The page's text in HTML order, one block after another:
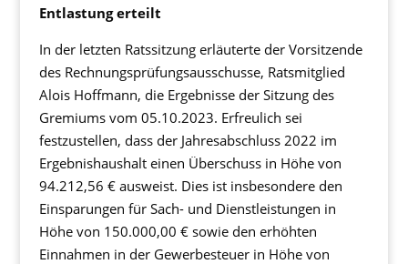
Entlastung erteilt
In der letzten Ratssitzung erläuterte der Vorsitzende
des Rechnungsprüfungsausschusse, Ratsmitglied
Alois Hoffmann, die Ergebnisse der Sitzung des
Gremiums vom 05.10.2023. Erfreulich sei
festzustellen, dass der Jahresabschluss 2022 im
Ergebnishaushalt einen Überschuss in Höhe von
94.212,56 € ausweist. Dies ist insbesondere den
Einsparungen für Sach- und Dienstleistungen in
Höhe von 150.000,00 € sowie den erhöhten
Einnahmen in der Gewerbesteuer in Höhe von